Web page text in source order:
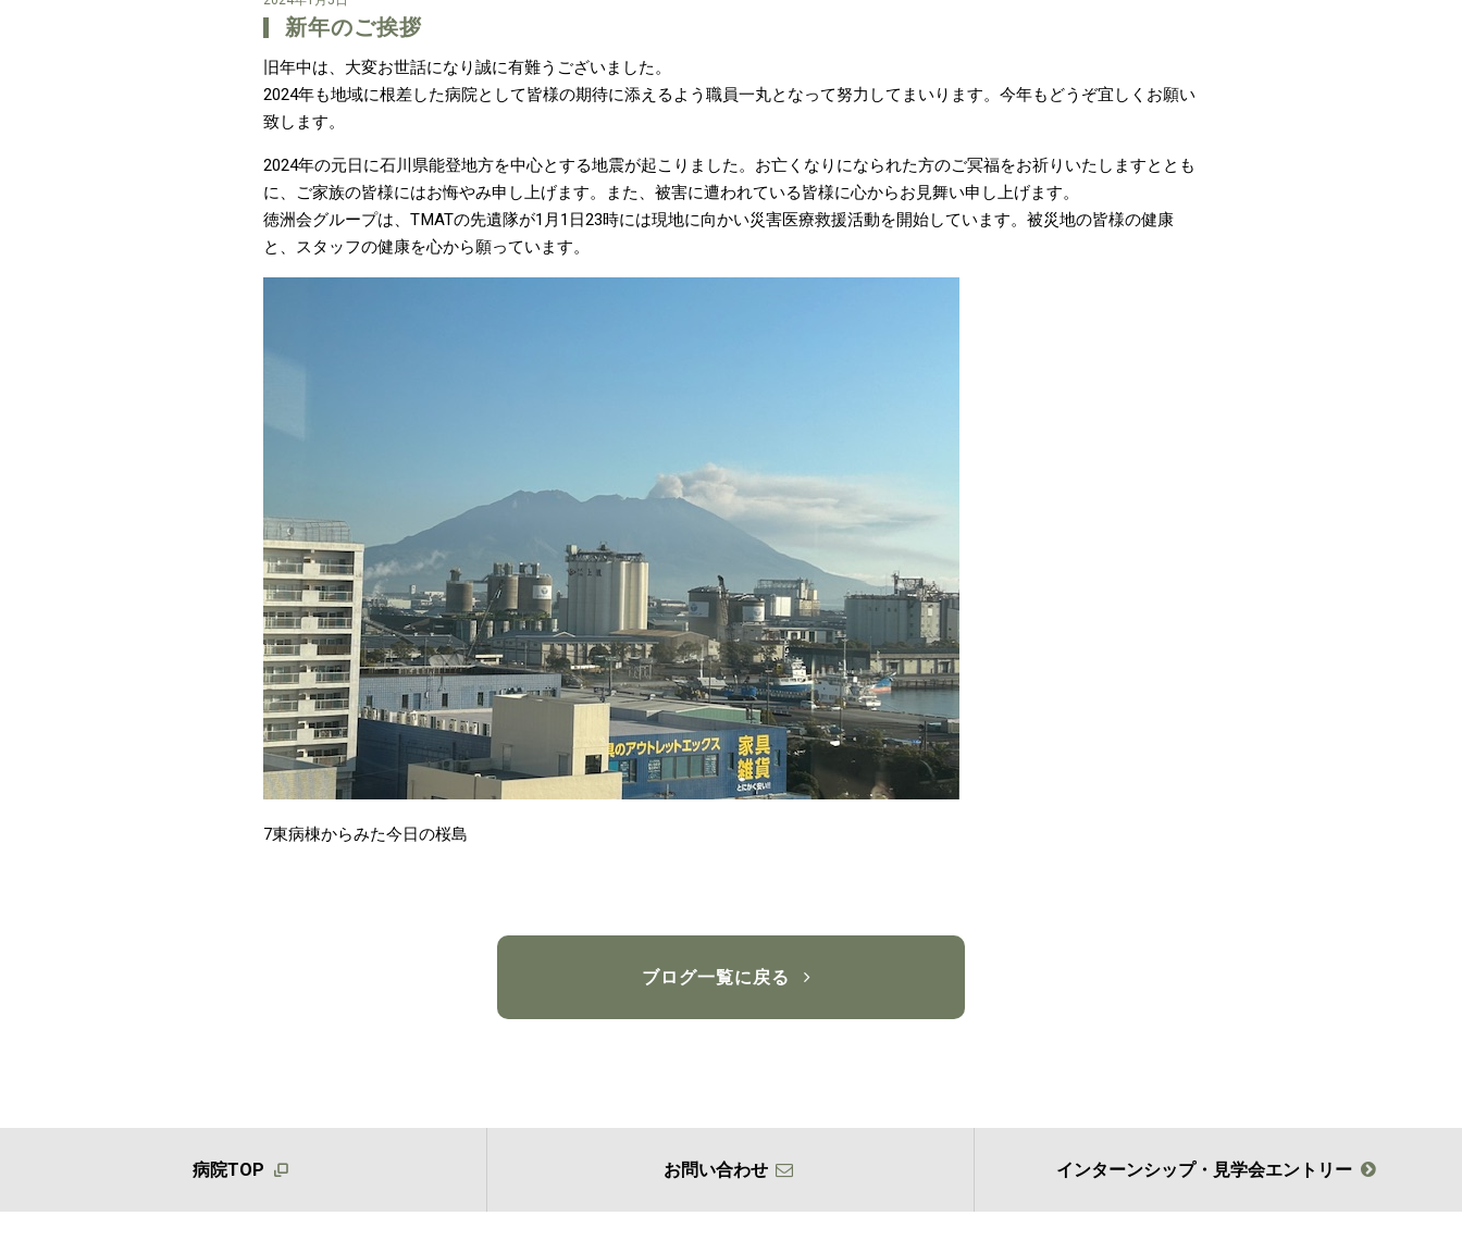
新年のご挨拶
旧年中は、大変お世話になり誠に有難うございました。
2024年も地域に根差した病院として皆様の期待に添えるよう職員一丸となって努力してまいります。今年もどうぞ宜しくお願い
致します。
2024年の元日に石川県能登地方を中心とする地震が起こりました。お亡くなりになられた方のご冥福をお祈りいたしますととも
に、ご家族の皆様にはお悔やみ申し上げます。また、被害に遭われている皆様に心からお見舞い申し上げます。
徳洲会グループは、TMATの先遺隊が1月1日23時には現地に向かい災害医療救援活動を開始しています。被災地の皆様の健康
と、スタッフの健康を心から願っています。
7東病棟からみた今日の桜島
ブログ一覧に戻る
病院TOP お問い合わせ インターンシップ・見学会エントリー